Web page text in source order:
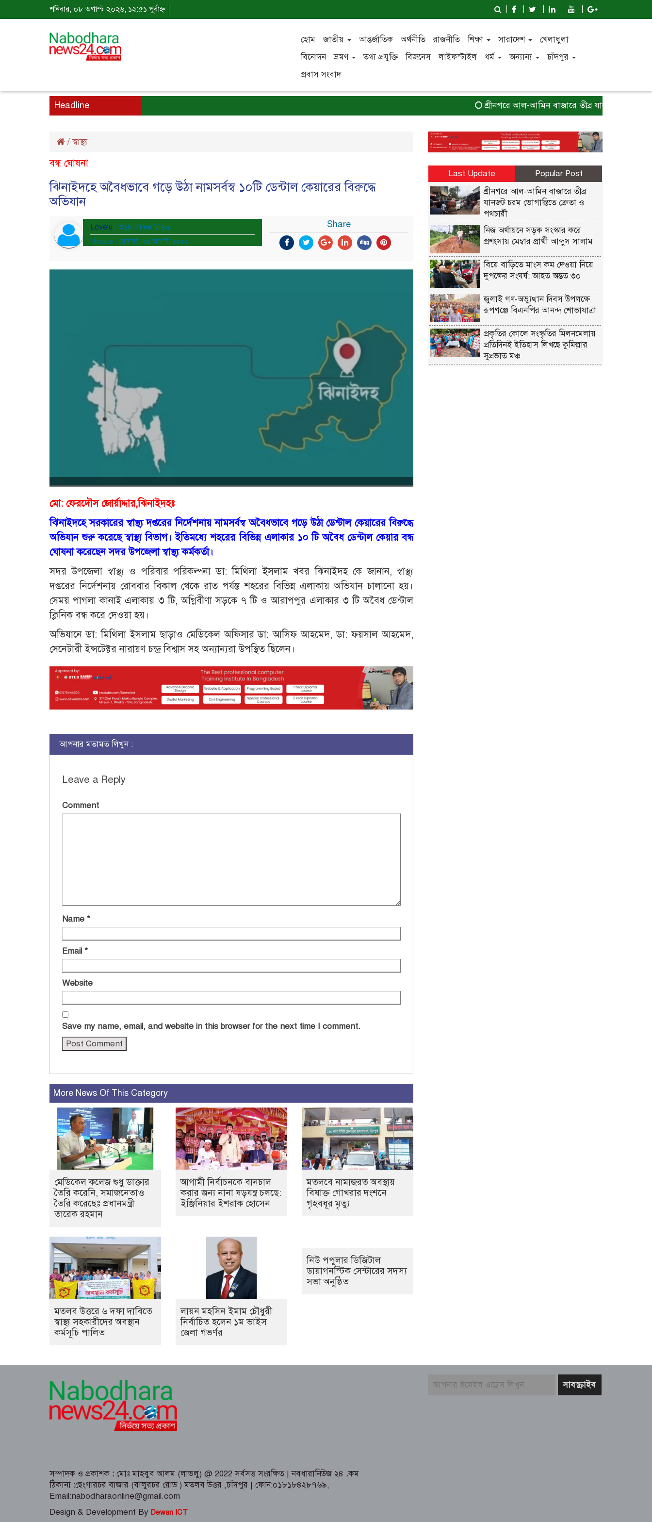
শনিবার, ০৮ অগাস্ট ২০২৬, ১২:৫১ পূর্বাহ্ন
হোম জাতীয় আন্তর্জাতিক অর্থনীতি রাজনীতি শিক্ষা সারাদেশ
খেলাধুলা
বিনোদন
ভ্রমণ তথ্য প্রযুক্তি বিজনেস লাইফস্টাইল ধর্ম অন্যান্য
চাঁদপুর
প্রবাস সংবাদ
Headline শ্রীনগরে আল-আমিন বাজারে তীব্র যানজট চরম
/স্বাস্থ্য
বন্ধ ঘোষনা
ঝিনাইদহে অবৈধভাবে গড়ে উঠা নামসর্বস্ব ১০টি ডেন্টাল কেয়ারের বিরুদ্ধে
অভিযান
Lovelu / ৩১৪ Time View
Update : সোমবার, ২৯ আগস্ট, ২০২২
Share
মো: ফেরদৌস জোর্য়াদ্দার,ঝিনাইদহঃ
ঝিনাইদহে সরকারের স্বাস্থ্য দপ্তরের নির্দেশনায় নামসর্বস্ব অবৈধভাবে গড়ে উঠা ডেন্টাল কেয়ারের বিরুদ্ধে
অভিযান শুরু করেছে স্বাস্থ্য বিভাগ। ইতিমধ্যে শহরের বিভিন্ন এলাকার ১০ টি অবৈধ ডেন্টাল কেয়ার বন্ধ
ঘোষনা করেছেন সদর উপজেলা স্বাস্থ্য কর্মকর্তা।
সদর উপজেলা স্বাস্থ্য ও পরিবার পরিকল্পনা ডা: মিথিলা ইসলাম খবর ঝিনাইদহ কে জানান, স্বাস্থ্য
দপ্তরের নির্দেশনায় রোববার বিকাল থেকে রাত পর্যন্ত শহরের বিভিন্ন এলাকায় অভিযান চালানো হয়।
সেময় পাগলা কানাই এলাকায় ৩ টি, অগ্নিবীণা সড়কে ৭ টি ও আরাপপুর এলাকার ৩ টি অবৈধ ডেন্টাল
ক্লিনিক বন্ধ করে দেওয়া হয়।
অভিযানে ডা: মিথিলা ইসলাম ছাড়াও মেডিকেল অফিসার ডা: আসিফ আহমেদ, ডা: ফয়সাল আহমেদ,
সেনেটারী ইন্সটেক্টর নারায়ণ চন্দ্র বিশ্বাস সহ অন্যান্যরা উপস্থিত ছিলেন।
আপনার মতামত লিখুন :
Leave a Reply
Comment
Name *
Email *
Website
Save my name, email, and website in this browser for the next time I comment.
More News Of This Category
মেডিকেল কলেজ শুধু ডাক্তার
তৈরি করেনি, সমাজনেতাও
তৈরি করেছেঃ প্রধানমন্ত্রী
তারেক রহমান
আগামী নির্বাচনকে বানচাল
করার জন্য নানা ষড়যন্ত্র চলছে:
ইঞ্জিনিয়ার ইশরাক হোসেন
মতলবে নামাজরত অবস্থায়
বিষাক্ত গোখরার দংশনে
গৃহবধূর মৃত্যু
মতলব উত্তরে ৬ দফা দাবিতে
স্বাস্থ্য সহকারীদের অবস্থান
কর্মসূচি পালিত
লায়ন মহসিন ইমাম চৌধুরী
নির্বাচিত হলেন ১ম ভাইস
জেলা গভর্ণর
নিউ পপুলার ডিজিটাল
ডায়াগনস্টিক সেন্টারের সদস্য
সভা অনুষ্ঠিত
Last Update
Popular Post
শ্রীনগরে আল-আমিন বাজারে তীব্র
যানজট চরম ভোগান্তিতে ক্রেতা ও
পথচারী
নিজ অর্থায়নে সড়ক সংস্কার করে
প্রশংসায় মেম্বার প্রার্থী আব্দুস সালাম
বিয়ে বাড়িতে মাংস কম দেওয়া নিয়ে
দুপক্ষের সংঘর্ষ: আহত অন্তত ৩০ ​
জুলাই গণ-অভ্যুত্থান দিবস উপলক্ষে
রূপগঞ্জে বিএনপির আনন্দ শোভাযাত্রা
প্রকৃতির কোলে সংস্কৃতির মিলনমেলায়
প্রতিদিনই ইতিহাস লিখছে কুমিল্লার
সুপ্রভাত মঞ্চ
সম্পাদক ও প্রকাশক : মোঃ মাহবুব আলম (লাভলু) @ 2022 সর্বসত্ত সংরক্ষিত | নবধারানিউজ ২৪ .কম
ঠিকানা :ছেংগারচর বাজার (বালুরচর রোড ) মতলব উত্তর ,চাঁদপুর | ফোন:০১৮১৮৪২৮৭৬৯,
Email:nabodharaonline@gmail.com
Design & Development By Dewan ICT